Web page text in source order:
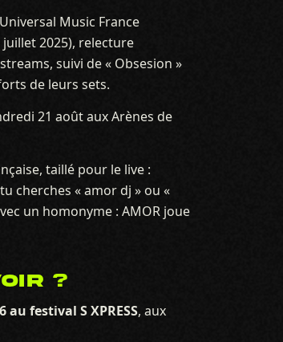
Music France
2025), relecture
suivi de « Obsesion »
de leurs sets.
21 août aux Arènes de
taillé pour le live :
cherches « amor dj » ou «
un homonyme : AMOR joue
?
festival S XPRESS, aux